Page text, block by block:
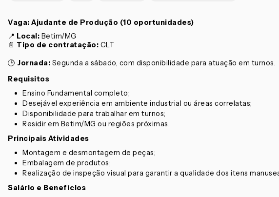
Vaga: Ajudante de Produção (10 oportunidades)
📍 Local: Betim/MG
📄 Tipo de contratação: CLT
🕒 Jornada: Segunda a sábado, com disponibilidade para atuação em turnos.
Requisitos
Ensino Fundamental completo;
Desejável experiência em ambiente industrial ou áreas correlatas;
Disponibilidade para trabalhar em turnos;
Residir em Betim/MG ou regiões próximas.
Principais Atividades
Montagem e desmontagem de peças;
Embalagem de produtos;
Realização de inspeção visual para garantir a qualidade dos itens
Salário e Benefícios